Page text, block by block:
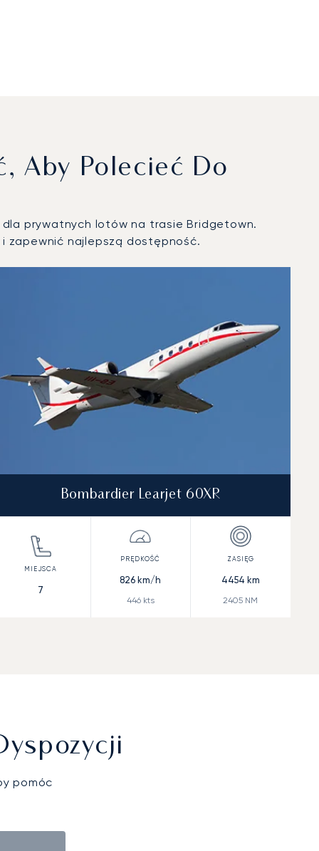
Aby Polecieć Do
dla prywatnych lotów na trasie Bridgetown.
zapewnić najlepszą dostępność.
Bombardier Learjet 60XR
7
826 km/h
446kts
4454 km
2405 NM
pomóc